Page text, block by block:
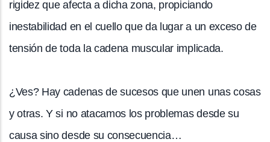
rigidez que afecta a dicha zona, propiciando
inestabilidad en el cuello que da lugar a un exceso de
tensión de toda la cadena muscular implicada.
¿Ves? Hay cadenas de sucesos que unen unas cosas
y otras. Y si no atacamos los problemas desde su
causa sino desde su consecuencia…